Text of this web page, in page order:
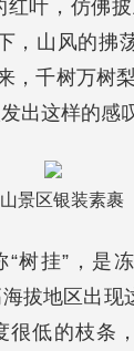
叶，仿佛
，山风的拂
，千树万树
出这样的感
景区银装素裹
“树挂”，是
拔地区出现
很低的枝条